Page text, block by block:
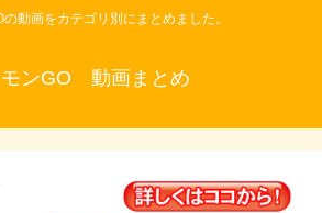
動画をカテゴリ別にまとめました。
ンGO 動画まとめ